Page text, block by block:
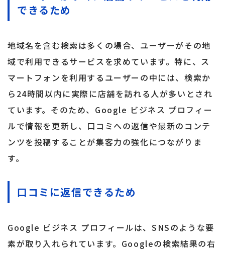
できるため
地域名を含む検索は多くの場合、ユーザーがその地
域で利用できるサービスを求めています。特に、ス
マートフォンを利用するユーザーの中には、検索か
ら24時間以内に実際に店舗を訪れる人が多いとされ
ています。そのため、Google ビジネス プロフィー
ルで情報を更新し、口コミへの返信や最新のコンテ
ンツを投稿することが集客力の強化につながりま
す。
口コミに返信できるため
Google ビジネス プロフィールは、SNSのような要
素が取り入れられています。Googleの検索結果の右